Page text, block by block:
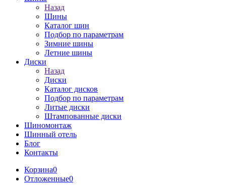
Назад
Шины
Каталог шин
Подбор по параметрам
Зимние шины
Летние шины
Диски
Назад
Диски
Каталог дисков
Подбор по параметрам
Литые диски
Штампованные диски
Шиномонтаж
Шинный отель
Блог
Контакты
Корзина0
Отложенные0